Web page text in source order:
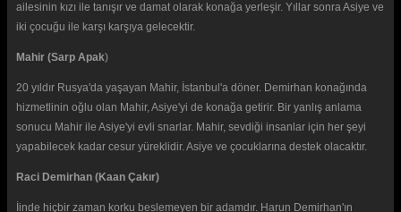
ailesinin kızı ile tanışır ve damat olarak konağa yerleşir. Yıllar sonra Asiye ve
iki çocuğu ile karşı karşıya gelecektir.
Mahir (Sarp Apak)
20 yıldır Rusya'da yaşayan Mahir, İstanbul'a döner. Demirhan konağında
hizmetlinin oğlu olan Mahir, Asiye'yi de konağa getirir. Bir yanlış anlama
sonucu Mahir ile Asiye'yi evli snarlar. Mahir, sevdiği insanlar için her şeyi
yapabilecek kadar cesur yüreklidir. Asiye ve çocuklarına destek olacaktır.
Raci Demirhan (Kaan Çakır)
İinde hiçbir zaman korku beslemeyen bir adamdır. Harun Demirhan'ın